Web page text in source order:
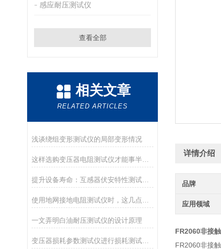
感应耐压测试仪
查看全部
相关文章
RELATED ARTICLES
浅谈绕组变形测试仪的局部变形情况
这样选购变压器电阻测试仪才能事半功倍！
一文弄明白油耐压测试仪的设计原理
详情介绍
品牌
应用领域
FR2060非接
FR2060非接